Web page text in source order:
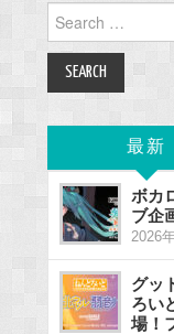
for:
最新
ボカ
ブ企
2026
グッ
ろい
場！